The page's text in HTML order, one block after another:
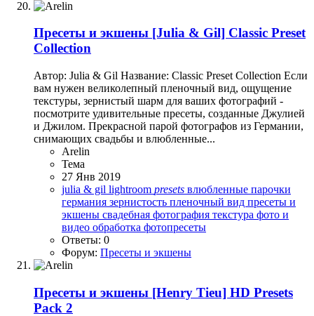
Пресеты и экшены [Julia & Gil] Classic Preset
Collection
Автор: Julia & Gil Название: Classic Preset Collection Если
вам нужен великолепный пленочный вид, ощущение
текстуры, зернистый шарм для ваших фотографий -
посмотрите удивительные пресеты, созданные Джулией
и Джилом. Прекрасной парой фотографов из Германии,
снимающих свадьбы и влюбленные...
Arelin
Тема
27 Янв 2019
julia & gil lightroom presets влюбленные парочки
германия зернистость пленочный вид пресеты и
экшены свадебная фотография текстура фото и
видео обработка фотопресеты
Ответы: 0
Форум: Пресеты и экшены
Пресеты и экшены [Henry Tieu] HD Presets
Pack 2